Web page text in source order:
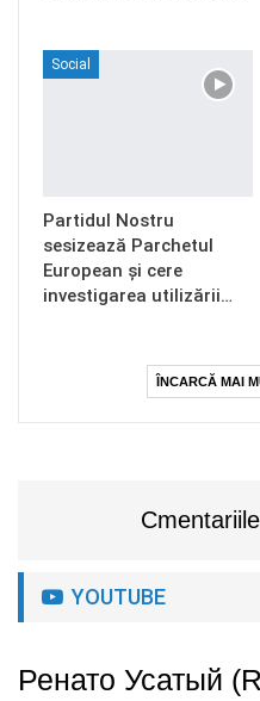
Social
Partidul Nostru
sesizează Parchetul
European și cere
investigarea utilizării…
ÎNCARCĂ MAI
YOUTUBE
Ренато Усатый